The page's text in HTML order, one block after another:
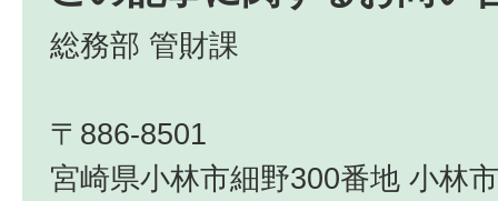
総務部 管財課
〒886-8501
宮崎県小林市細野300番地 小林